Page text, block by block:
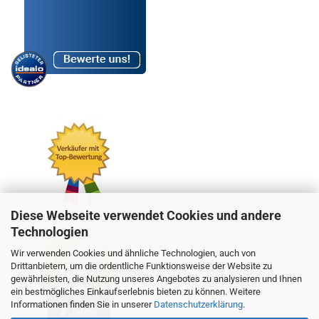
Diese Webseite verwendet Cookies und andere
Technologien
Wir verwenden Cookies und ähnliche Technologien, auch von
Drittanbietern, um die ordentliche Funktionsweise der Website zu
gewährleisten, die Nutzung unseres Angebotes zu analysieren und Ihnen
ein bestmögliches Einkaufserlebnis bieten zu können. Weitere
Informationen finden Sie in unserer Datenschutzerklärung.